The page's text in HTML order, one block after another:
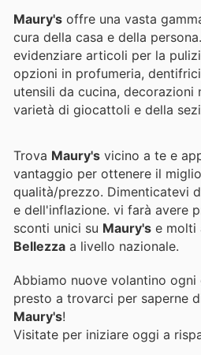
Maury's offre una vasta
cura della casa e della
evidenziare articoli per la
opzioni in profumeria,
utensili da cucina, decorazioni
varietà di giocattoli e della
Trova Maury's vicino a te e
vantaggio per ottenere il
qualità/prezzo. Dimenticatevi
e dell'inflazione. vi farà avere
sconti unici su Maury's e molti
Bellezza a livello nazionale.
Abbiamo nuove volantino
presto a trovarci per saperne
Maury's!
Visitate per iniziare oggi a